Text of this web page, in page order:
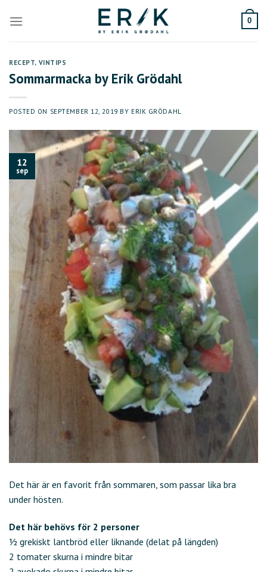
0
RECEPT, VINTIPS
Sommarmacka by Erik Grödahl
POSTED ON SEPTEMBER 12, 2019 BY ERIK GRÖDAHL
12
sep
Det här är en favorit från sommaren, som passar lika bra
under hösten.
Det här behövs för 2 personer
½ grekiskt lantbröd eller liknande (delat på längden)
2 tomater skurna i mindre bitar